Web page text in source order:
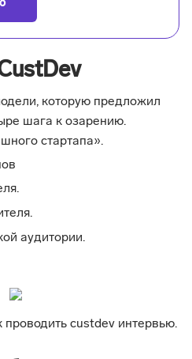
которую предложил
шага к озарению.
стартапа».
аудитории.
проводить custdev интервью.